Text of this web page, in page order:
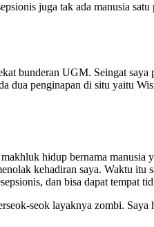
juga tak ada manusia
bunderan UGM. Seingat
dua penginapan di situ yaitu
hidup bernama manusia
kehadiran saya. Waktu itu
dan bisa dapat tempat
seok layaknya zombi. Saya